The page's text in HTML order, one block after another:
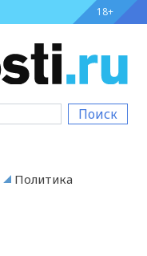
18+
Поиск
Политика